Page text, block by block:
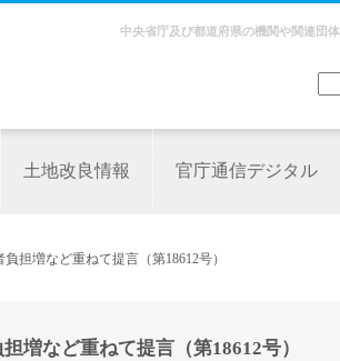
中央省庁及び都道府県の機関や関連団
土地改良情報 官庁通信デジタル
担増など重ねて提言（第18612号）
増など重ねて提言（第18612号）